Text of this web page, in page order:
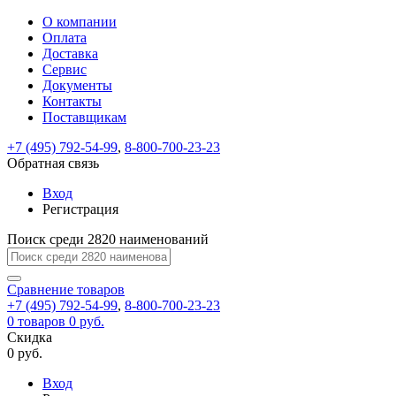
ВходРегистрация
Только
test@example.com
отправлена
по
ней
для
регистрации.
Ок
Только
Запомнить
меня
Забыли
Восстановление
пароля
Заполните
форму.
Мы
отправим
ссылку
на
указанный
электронный
адрес,
перейдя
по
которой
вы
новый
На
вашу
test@test.ru
отправлена
ссылка.
Перейдите
по
для
смены
пароля.
Введите
новый
пароль
Сменить
Пароль
успешно
Войти
Обратная
связь
Сообщение
пользовательского
соглашения
Ваше
сообщение
успешно
О компании
Оплата
Доставка
Сервис
Документы
Контакты
Поставщикам
+7 (495) 792-54-99, 8-800-700-23-23
Обратная связь
Вход
Регистрация
Поиск среди 2820 наименований
Сравнение товаров
+7 (495) 792-54-99, 8-800-700-23-23
0 товаров 0 руб.
Скидка
0 руб.
Вход